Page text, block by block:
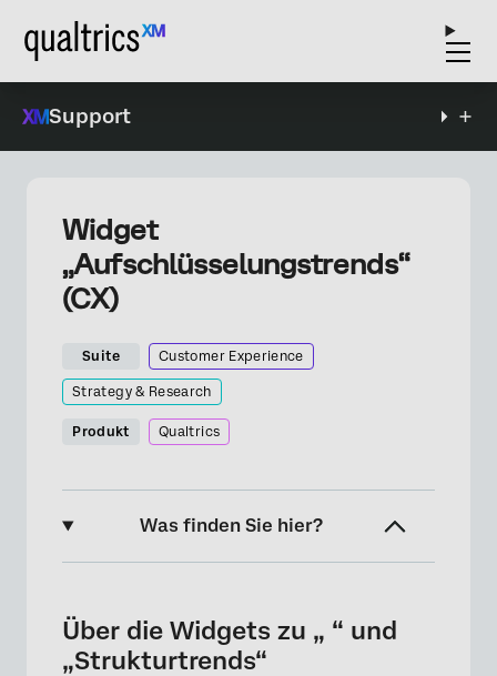
Support
Widget
„Aufschlüsselungstrends“
(CX)
Suite Customer Experience
Strategy & Research
Produkt Qualtrics
Was finden Sie hier?
Arten von Dashboards
Feldtyp-Kompatibilität
Über die Widgets zu „ “ und
„Strukturtrends“